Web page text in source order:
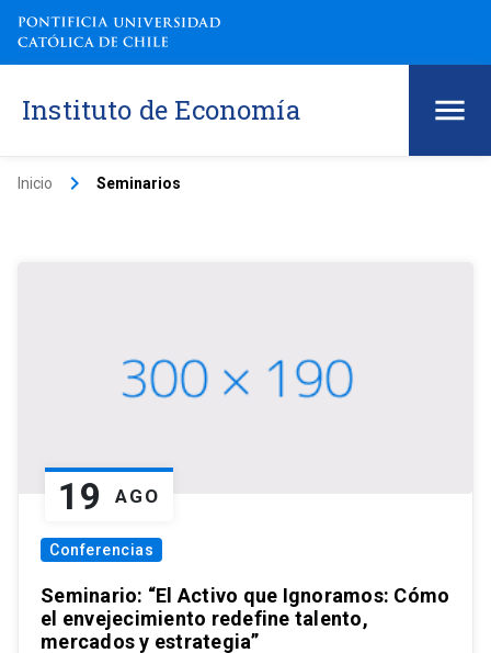
Instituto de Economía
Inicio keyboard_arrow_right Seminarios
19 AGO
Conferencias
Seminario: “El Activo que Ignoramos: Cómo
el envejecimiento redefine talento,
mercados y estrategia”